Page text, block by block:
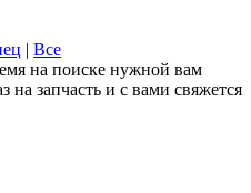
| Все
на поиске нужной вам
на запчасть и с вами свяжется